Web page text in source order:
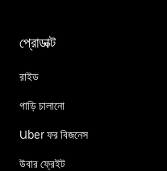
প্রোডাক্ট
রাইড
গাড়ি চালানো
Uber ফর বিজনেস
উবার ফ্রেইট